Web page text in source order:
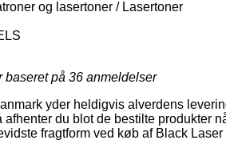
og lasertoner / Lasertoner
baseret på 36 anmeldelser
yder heldigvis alverdens
du blot de bestilte produkter
fragtform ved køb af Black